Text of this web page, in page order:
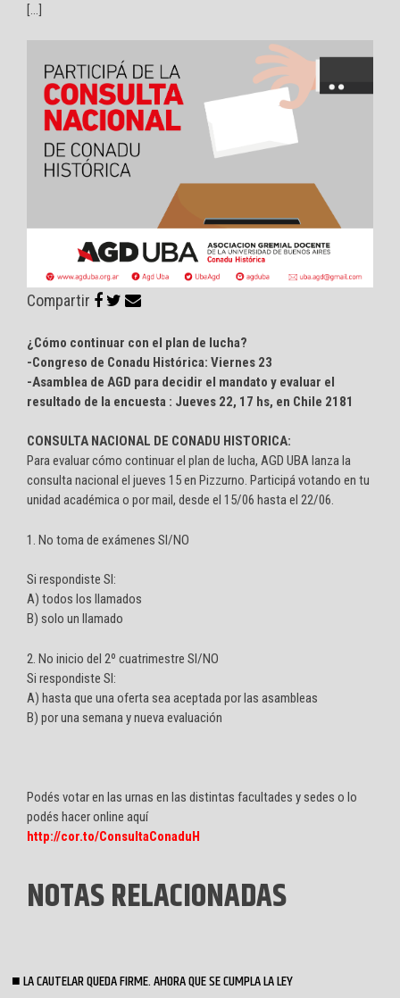
[…]
Compartir
¿Cómo continuar con el plan de lucha?
-Congreso de Conadu Histórica: Viernes 23
-Asamblea de AGD para decidir el mandato y evaluar el
resultado de la encuesta : Jueves 22, 17 hs, en Chile 2181
CONSULTA NACIONAL DE CONADU HISTORICA:
Para evaluar cómo continuar el plan de lucha, AGD UBA lanza la
consulta nacional el jueves 15 en Pizzurno. Participá votando en tu
unidad académica o por mail, desde el 15/06 hasta el 22/06.
1. No toma de exámenes SI/NO
Si respondiste SI:
A) todos los llamados
B) solo un llamado
2. No inicio del 2º cuatrimestre SI/NO
Si respondiste SI:
A) hasta que una oferta sea aceptada por las asambleas
B) por una semana y nueva evaluación
Podés votar en las urnas en las distintas facultades y sedes o lo
podés hacer online aquí
http://cor.to/ConsultaConaduH
NOTAS RELACIONADAS
LA CAUTELAR QUEDA FIRME. AHORA QUE SE CUMPLA LA LEY